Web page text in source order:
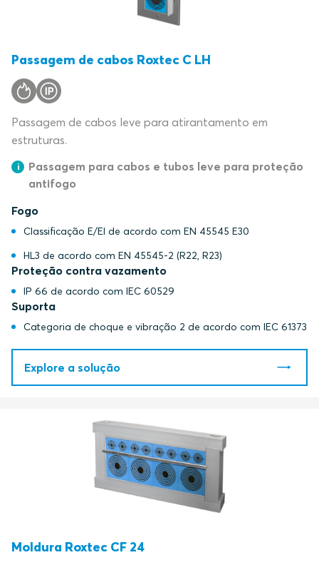
Passagem de cabos Roxtec C LH
Passagem de cabos leve para atirantamento em
estruturas.
Passagem para cabos e tubos leve para proteção
antifogo
Fogo
Classificação E/EI de acordo com EN 45545 E30
HL3 de acordo com EN 45545-2 (R22, R23)
Proteção contra vazamento
IP 66 de acordo com IEC 60529
Suporta
Categoria de choque e vibração 2 de acordo com IEC 61373
Explore a solução
Moldura Roxtec CF 24